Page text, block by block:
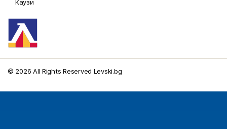
Каузи
© 2026 All Rights Reserved Levski.bg